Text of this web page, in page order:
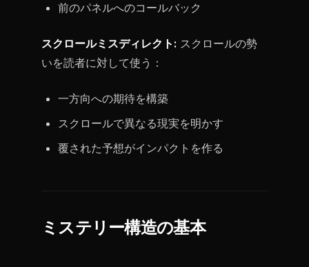
前のパネルへのコールバック
スクロールミスディレクト: スクロールの勢
いを読者に対して使う：
一方向への期待を構築
スクロールで異なる現実を明かす
覆された予想がインパクトを作る
ミステリー構造の基本